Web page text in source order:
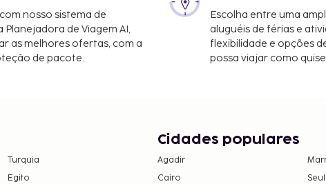
à sua disposição,
fitness.
de estimação
dos pais ou tutor,
numerário em todas
nosso sistema de
Planejadora de Viagem AI,
as melhores ofertas, com a
de pacote.
Escolha entre uma
aluguéis de férias e
flexibilidade e opções
possa viajar como
Turquia
Egito
Cidades populares
Agadir
Cairo
Seul